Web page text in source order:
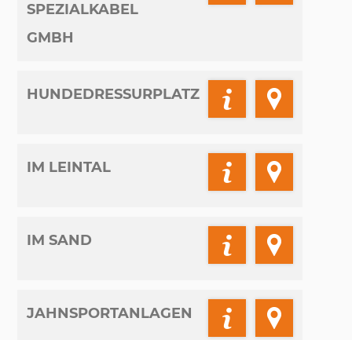
SPEZIALKABEL
GMBH
HUNDEDRESSURPLATZ
IM LEINTAL
IM SAND
JAHNSPORTANLAGEN